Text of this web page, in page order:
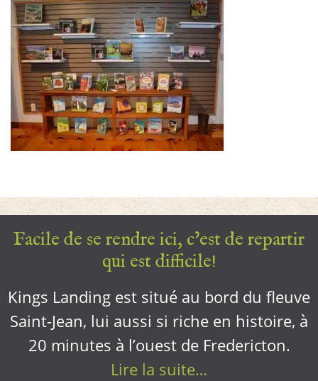
Facile de se rendre ici, c’est de repartir
qui est difficile!
Kings Landing est situé au bord du fleuve
Saint-Jean, lui aussi si riche en histoire, à
20 minutes à l’ouest de Fredericton.
Lire la suite…